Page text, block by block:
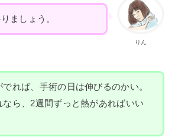
りん
ましょう。
でれば、手術の日は伸びるのかい。
なら、2週間ずっと熱があればいい